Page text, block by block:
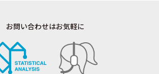
お問い合わせはお気軽に